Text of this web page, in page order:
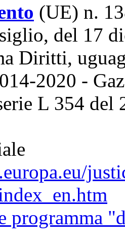
(UE) n.
del 17
Diritti,
2020 -
L 354 del
programma